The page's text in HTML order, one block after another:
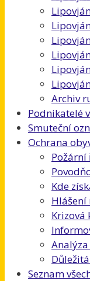
Archiv
Podnikatelé
Smuteční
Ochrana
Požární
Kde
Krizová
Seznam